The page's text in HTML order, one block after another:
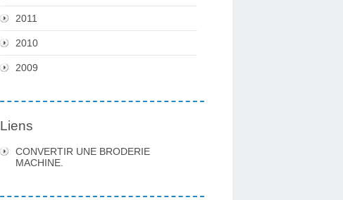
2011
2010
2009
Liens
CONVERTIR UNE BRODERIE
MACHINE.